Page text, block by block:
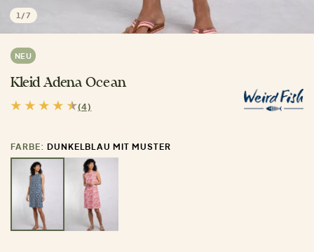
1 /7
NEU
Kleid Adena Ocean
(4)
FARBE: DUNKELBLAU MIT MUSTER